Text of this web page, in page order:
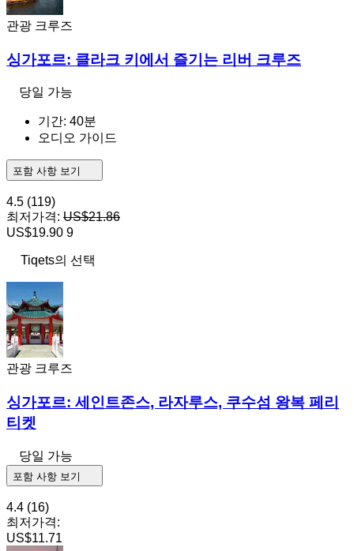
관광 크루즈
싱가포르: 클라크 키에서 즐기는 리버 크루즈
당일 가능
기간: 40분
오디오 가이드
포함 사항 보기
4.5 (119)
최저가격: US$21.86
US$19.90 9
Tiqets의 선택
관광 크루즈
싱가포르: 세인트존스, 라자루스, 쿠수섬 왕복 페리
티켓
당일 가능
포함 사항 보기
4.4 (16)
최저가격:
US$11.71